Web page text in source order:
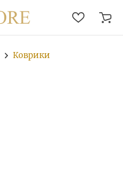
Коврики